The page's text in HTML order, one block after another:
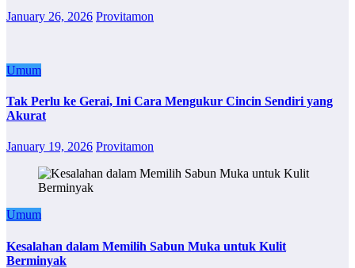
January 26, 2026 Provitamon
Umum
Tak Perlu ke Gerai, Ini Cara Mengukur Cincin Sendiri yang
Akurat
January 19, 2026 Provitamon
Umum
Kesalahan dalam Memilih Sabun Muka untuk Kulit
Berminyak